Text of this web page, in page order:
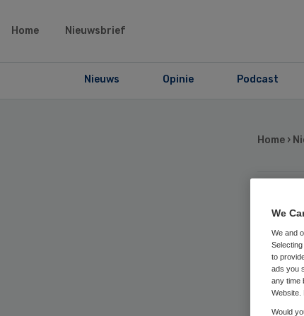
Home Nieuwsbrief
Nieuws Opinie Podcast
Home ›
We
We and
to
ads you
any time
Website.
Would